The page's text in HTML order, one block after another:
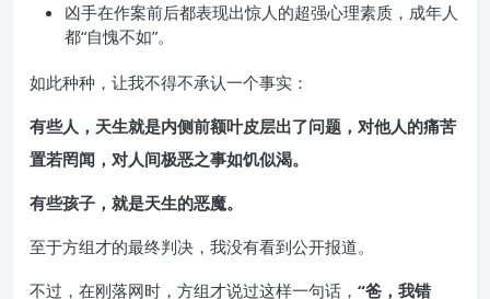
凶手在作案前后都表现出惊人的超强心理素质，成年人
都“自愧不如”。
如此种种，让我不得不承认一个事实：
有些人，天生就是内侧前额叶皮层出了问题，对他人的痛苦
置若罔闻，对人间极恶之事如饥似渴。
有些孩子，就是天生的恶魔。
至于方组才的最终判决，我没有看到公开报道。
不过，在刚落网时，方组才说过这样一句话， “爸，我错